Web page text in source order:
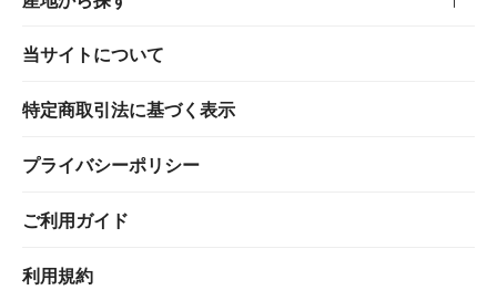
当サイトについて
特定商取引法に基づく表示
プライバシーポリシー
ご利用ガイド
利用規約